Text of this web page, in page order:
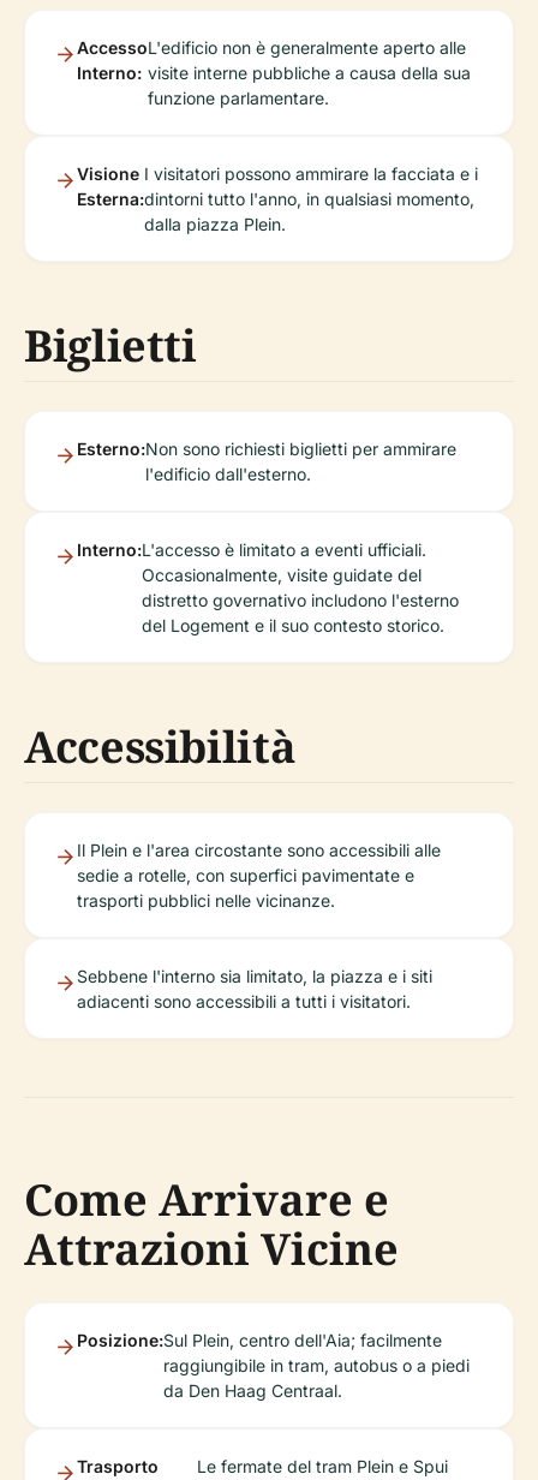
Accesso
Interno:
L'edificio non è generalmente aperto alle
visite interne pubbliche a causa della sua
funzione parlamentare.
Visione
Esterna:
I visitatori possono ammirare la facciata e i
dintorni tutto l'anno, in qualsiasi momento,
dalla piazza Plein.
Biglietti
Esterno:Non sono richiesti biglietti per ammirare
l'edificio dall'esterno.
Interno:L'accesso è limitato a eventi ufficiali.
Occasionalmente, visite guidate del
distretto governativo includono l'esterno
del Logement e il suo contesto storico.
Accessibilità
Il Plein e l'area circostante sono accessibili alle
sedie a rotelle, con superfici pavimentate e
trasporti pubblici nelle vicinanze.
Sebbene l'interno sia limitato, la piazza e i siti
adiacenti sono accessibili a tutti i visitatori.
Come Arrivare e
Attrazioni Vicine
Posizione:Sul Plein, centro dell'Aia; facilmente
raggiungibile in tram, autobus o a piedi
da Den Haag Centraal.
Trasporto
Le fermate del tram Plein e Spui